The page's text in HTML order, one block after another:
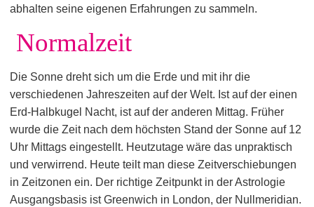
abhalten seine eigenen Erfahrungen zu sammeln.
Normalzeit
Die Sonne dreht sich um die Erde und mit ihr die
verschiedenen Jahreszeiten auf der Welt. Ist auf der einen
Erd-Halbkugel Nacht, ist auf der anderen Mittag. Früher
wurde die Zeit nach dem höchsten Stand der Sonne auf 12
Uhr Mittags eingestellt. Heutzutage wäre das unpraktisch
und verwirrend. Heute teilt man diese Zeitverschiebungen
in Zeitzonen ein. Der richtige Zeitpunkt in der Astrologie
Ausgangsbasis ist Greenwich in London, der Nullmeridian.